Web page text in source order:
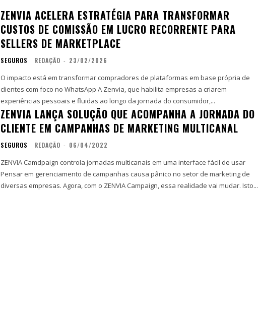
ZENVIA ACELERA ESTRATÉGIA PARA TRANSFORMAR
CUSTOS DE COMISSÃO EM LUCRO RECORRENTE PARA
SELLERS DE MARKETPLACE
SEGUROS REDAÇÃO - 23/02/2026
O impacto está em transformar compradores de plataformas em base própria de
clientes com foco no WhatsApp A Zenvia, que habilita empresas a criarem
experiências pessoais e fluidas ao longo da jornada do consumidor,...
ZENVIA LANÇA SOLUÇÃO QUE ACOMPANHA A JORNADA DO
CLIENTE EM CAMPANHAS DE MARKETING MULTICANAL
SEGUROS REDAÇÃO - 06/04/2022
ZENVIA Camdpaign controla jornadas multicanais em uma interface fácil de usar
Pensar em gerenciamento de campanhas causa pânico no setor de marketing de
diversas empresas. Agora, com o ZENVIA Campaign, essa realidade vai mudar. Isto...